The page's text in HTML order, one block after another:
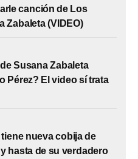
canción de Los
Zabaleta (VIDEO)
Susana Zabaleta
Pérez? El video sí trata
nueva cobija de
hasta de su verdadero